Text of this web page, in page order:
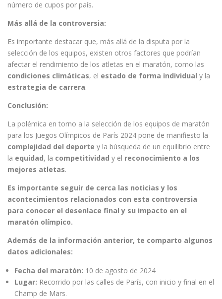
número de cupos por país.
Más allá de la controversia:
Es importante destacar que, más allá de la disputa por la
selección de los equipos, existen otros factores que podrían
afectar el rendimiento de los atletas en el maratón, como las
condiciones climáticas, el estado de forma individual y la
estrategia de carrera.
Conclusión:
La polémica en torno a la selección de los equipos de maratón
para los Juegos Olímpicos de París 2024 pone de manifiesto la
complejidad del deporte y la búsqueda de un equilibrio entre
la equidad, la competitividad y el reconocimiento a los
mejores atletas.
Es importante seguir de cerca las noticias y los
acontecimientos relacionados con esta controversia
para conocer el desenlace final y su impacto en el
maratón olímpico.
Además de la información anterior, te comparto algunos
datos adicionales:
Fecha del maratón: 10 de agosto de 2024
Lugar: Recorrido por las calles de París, con inicio y final en el
Champ de Mars.